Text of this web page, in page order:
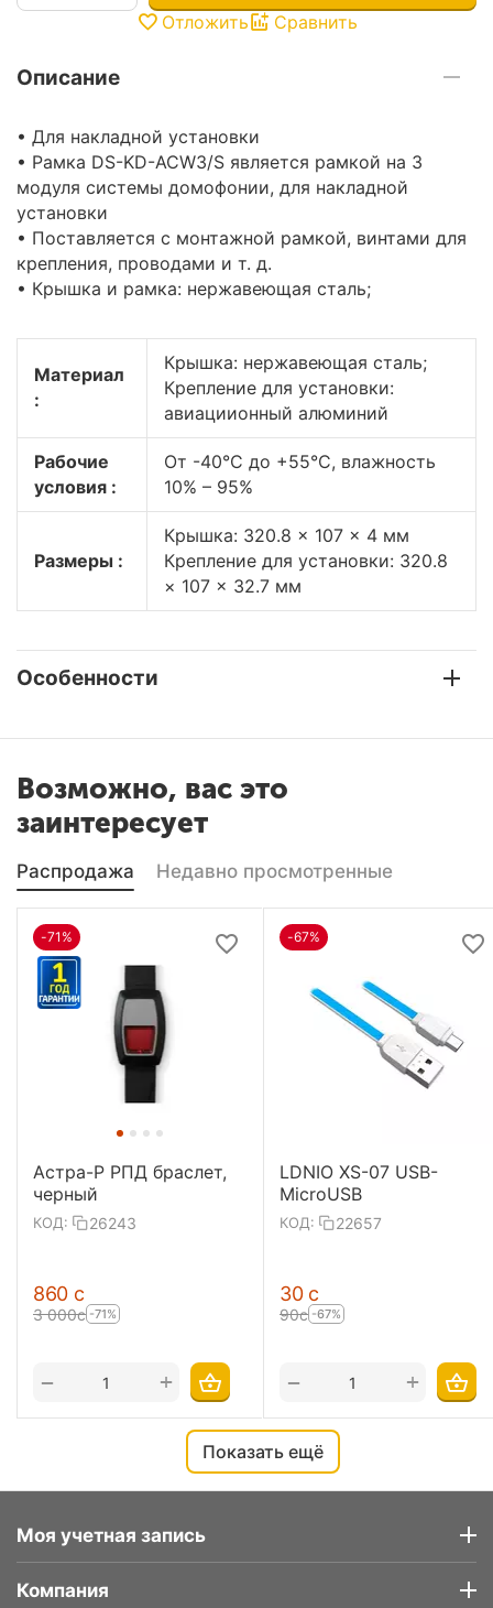
Отложить
Сравнить
Описание
• Для накладной установки
• Рамка DS-KD-ACW3/S является рамкой на 3
модуля системы домофонии, для накладной
установки
• Поставляется с монтажной рамкой, винтами для
крепления, проводами и т. д.
• Крышка и рамка: нержавеющая сталь;
Материал
:
Крышка: нержавеющая сталь;
Крепление для установки:
авиациионный алюминий
Рабочие
условия :
От -40°C до +55°C, влажность
10% – 95%
Размеры :
Крышка: 320.8 × 107 × 4 мм
Крепление для установки: 320.8
× 107 × 32.7 мм
Особенности
Возможно, вас это
заинтересует
Распродажа Недавно просмотренные
-71%
Астра-Р РПД браслет,
черный
КОД: 26243
‍860‍ с
3 000с -71%
+
−
-67%
LDNIO XS-07 USB-
MicroUSB
КОД: 22657
‍30‍ с
‍90‍с -67%
+
−
Показать ещё
Моя учетная запись
Компания